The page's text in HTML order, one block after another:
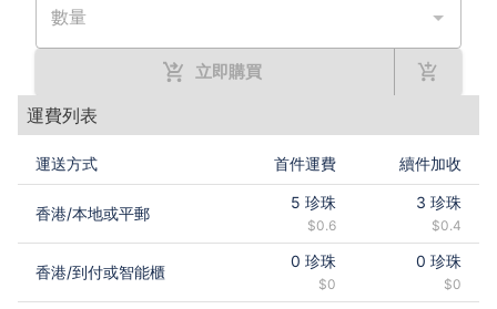
數量
立即購買
運費列表
運送方式 首件運費 續件加收
香港/本地或平郵
5 珍珠
$0.6
3 珍珠
$0.4
香港/到付或智能櫃
0 珍珠
$0
0 珍珠
$0